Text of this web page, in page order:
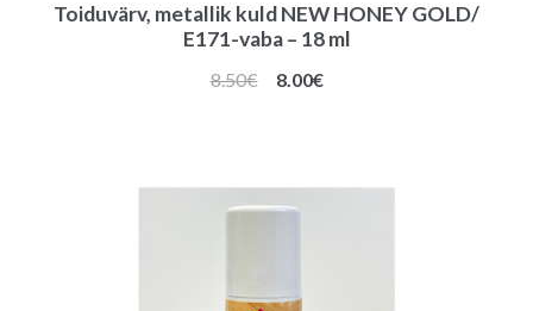
Toiduvärv, metallik kuld NEW HONEY GOLD/
E171-vaba – 18 ml
8.50€
Algne
8.00€Praegune